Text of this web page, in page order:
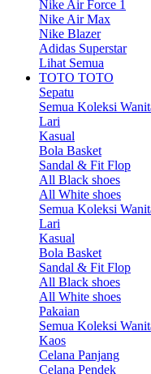
Nike Air Force 1
Nike Air Max
Nike Blazer
Adidas Superstar
Lihat Semua
TOTO TOTO
Sepatu
Semua Koleksi
Lari
Kasual
Bola Basket
Sandal & Fit Flop
All Black shoes
All White shoes
Semua Koleksi
Lari
Kasual
Bola Basket
Sandal & Fit Flop
All Black shoes
All White shoes
Pakaian
Semua Koleksi
Kaos
Celana Panjang
Celana Pendek